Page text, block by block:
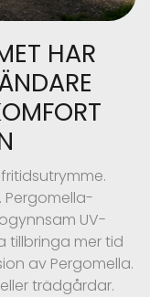
HAR
Pergomella-
UV-
tillbringa mer tid
av Pergomella.
trädgårdar.